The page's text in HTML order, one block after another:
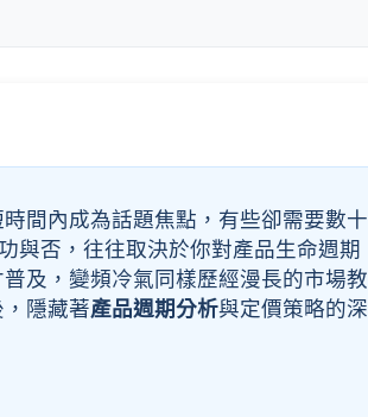
間內成為話題焦點，有些卻需要數十
與否，往往取決於你對產品生命週期
及，變頻冷氣同樣歷經漫長的市場教
隱藏著產品週期分析與定價策略的深